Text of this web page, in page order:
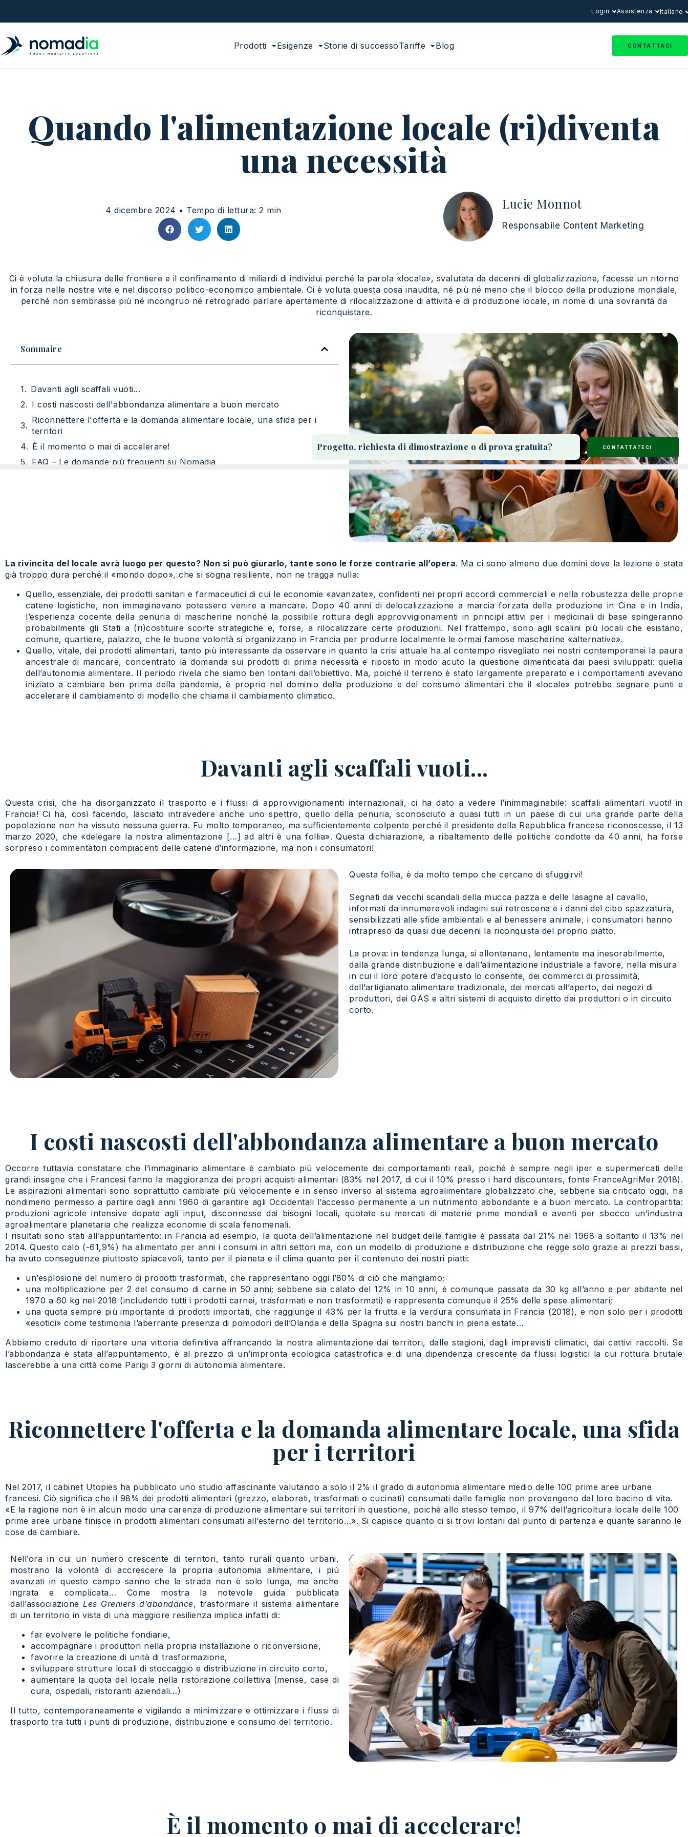
Login Assistenza Italiano
Prodotti Esigenze Storie di successoTariffe Blog CONTATTACI
Quando l'alimentazione locale (ri)diventa
una necessità
4 dicembre 2024 • Tempo di lettura: 2 min Lucie Monnot
Responsabile Content Marketing
Ci è voluta la chiusura delle frontiere e il confinamento di miliardi di individui perché la parola «locale», svalutata da decenni di globalizzazione, facesse un ritorno
in forza nelle nostre vite e nel discorso politico-economico ambientale. Ci è voluta questa cosa inaudita, né più né meno che il blocco della produzione mondiale,
perché non sembrasse più né incongruo né retrogrado parlare apertamente di rilocalizzazione di attività e di produzione locale, in nome di una sovranità da
riconquistare.
Sommaire
Davanti agli scaffali vuoti...
I costi nascosti dell'abbondanza alimentare a buon mercato
Riconnettere l'offerta e la domanda alimentare locale, una sfida per i
territori
È il momento o mai di accelerare!
FAQ – Le domande più frequenti su Nomadia
La rivincita del locale avrà luogo per questo? Non si può giurarlo, tante sono le forze contrarie all’opera. Ma ci sono almeno due domini dove la lezione è stata
già troppo dura perché il «mondo dopo», che si sogna resiliente, non ne tragga nulla:
Quello, essenziale, dei prodotti sanitari e farmaceutici di cui le economie «avanzate», confidenti nei propri accordi commerciali e nella robustezza delle proprie
catene logistiche, non immaginavano potessero venire a mancare. Dopo 40 anni di delocalizzazione a marcia forzata della produzione in Cina e in India,
l’esperienza cocente della penuria di mascherine nonché la possibile rottura degli approvvigionamenti in principi attivi per i medicinali di base spingeranno
probabilmente gli Stati a (ri)costituire scorte strategiche e, forse, a rilocalizzare certe produzioni. Nel frattempo, sono agli scalini più locali che esistano,
comune, quartiere, palazzo, che le buone volontà si organizzano in Francia per produrre localmente le ormai famose mascherine «alternative».
Quello, vitale, dei prodotti alimentari, tanto più interessante da osservare in quanto la crisi attuale ha al contempo risvegliato nei nostri contemporanei la paura
ancestrale di mancare, concentrato la domanda sui prodotti di prima necessità e riposto in modo acuto la questione dimenticata dai paesi sviluppati: quella
dell’autonomia alimentare. Il periodo rivela che siamo ben lontani dall’obiettivo. Ma, poiché il terreno è stato largamente preparato e i comportamenti avevano
iniziato a cambiare ben prima della pandemia, è proprio nel dominio della produzione e del consumo alimentari che il «locale» potrebbe segnare punti e
accelerare il cambiamento di modello che chiama il cambiamento climatico.
Davanti agli scaffali vuoti...
Questa crisi, che ha disorganizzato il trasporto e i flussi di approvvigionamenti internazionali, ci ha dato a vedere l’inimmaginabile: scaffali alimentari vuoti! in
Francia! Ci ha, così facendo, lasciato intravedere anche uno spettro, quello della penuria, sconosciuto a quasi tutti in un paese di cui una grande parte della
popolazione non ha vissuto nessuna guerra. Fu molto temporaneo, ma sufficientemente colpente perché il presidente della Repubblica francese riconoscesse, il 13
marzo 2020, che «delegare la nostra alimentazione […] ad altri è una follia». Questa dichiarazione, a ribaltamento delle politiche condotte da 40 anni, ha forse
sorpreso i commentatori compiacenti delle catene d’informazione, ma non i consumatori!
Questa follia, è da molto tempo che cercano di sfuggirvi!
Segnati dai vecchi scandali della mucca pazza e delle lasagne al cavallo,
informati da innumerevoli indagini sui retroscena e i danni del cibo spazzatura,
sensibilizzati alle sfide ambientali e al benessere animale, i consumatori hanno
intrapreso da quasi due decenni la riconquista del proprio piatto.
La prova: in tendenza lunga, si allontanano, lentamente ma inesorabilmente,
dalla grande distribuzione e dall’alimentazione industriale a favore, nella misura
in cui il loro potere d’acquisto lo consente, dei commerci di prossimità,
dell’artigianato alimentare tradizionale, dei mercati all’aperto, dei negozi di
produttori, dei GAS e altri sistemi di acquisto diretto dai produttori o in circuito
corto.
I costi nascosti dell'abbondanza alimentare a buon mercato
Occorre tuttavia constatare che l’immaginario alimentare è cambiato più velocemente dei comportamenti reali, poiché è sempre negli iper e supermercati delle
grandi insegne che i Francesi fanno la maggioranza dei propri acquisti alimentari (83% nel 2017, di cui il 10% presso i hard discounters, fonte FranceAgriMer 2018).
Le aspirazioni alimentari sono soprattutto cambiate più velocemente e in senso inverso al sistema agroalimentare globalizzato che, sebbene sia criticato oggi, ha
nondimeno permesso a partire dagli anni 1960 di garantire agli Occidentali l’accesso permanente a un nutrimento abbondante e a buon mercato. La contropartita:
produzioni agricole intensive dopate agli input, disconnesse dai bisogni locali, quotate su mercati di materie prime mondiali e aventi per sbocco un’industria
agroalimentare planetaria che realizza economie di scala fenomenali.
I risultati sono stati all’appuntamento: in Francia ad esempio, la quota dell’alimentazione nel budget delle famiglie è passata dal 21% nel 1968 a soltanto il 13% nel
2014. Questo calo (-61,9%) ha alimentato per anni i consumi in altri settori ma, con un modello di produzione e distribuzione che regge solo grazie ai prezzi bassi,
ha avuto conseguenze piuttosto spiacevoli, tanto per il pianeta e il clima quanto per il contenuto dei nostri piatti:
un’esplosione del numero di prodotti trasformati, che rappresentano oggi l’80% di ciò che mangiamo;
una moltiplicazione per 2 del consumo di carne in 50 anni; sebbene sia calato del 12% in 10 anni, è comunque passata da 30 kg all’anno e per abitante nel
1970 a 60 kg nel 2018 (includendo tutti i prodotti carnei, trasformati e non trasformati) e rappresenta comunque il 25% delle spese alimentari;
una quota sempre più importante di prodotti importati, che raggiunge il 43% per la frutta e la verdura consumata in Francia (2018), e non solo per i prodotti
«esotici» come testimonia l’aberrante presenza di pomodori dell’Olanda e della Spagna sui nostri banchi in piena estate…
Abbiamo creduto di riportare una vittoria definitiva affrancando la nostra alimentazione dai territori, dalle stagioni, dagli imprevisti climatici, dai cattivi raccolti. Se
l’abbondanza è stata all’appuntamento, è al prezzo di un’impronta ecologica catastrofica e di una dipendenza crescente da flussi logistici la cui rottura brutale
lascerebbe a una città come Parigi 3 giorni di autonomia alimentare.
Riconnettere l'offerta e la domanda alimentare locale, una sfida
per i territori
Nel 2017, il cabinet Utopies ha pubblicato uno studio affascinante valutando a solo il 2% il grado di autonomia alimentare medio delle 100 prime aree urbane
francesi. Ciò significa che il 98% dei prodotti alimentari (grezzo, elaborati, trasformati o cucinati) consumati dalle famiglie non provengono dal loro bacino di vita.
«E la ragione non è in alcun modo una carenza di produzione alimentare sui territori in questione, poiché allo stesso tempo, il 97% dell’agricoltura locale delle 100
prime aree urbane finisce in prodotti alimentari consumati all’esterno del territorio…». Si capisce quanto ci si trovi lontani dal punto di partenza e quante saranno le
cose da cambiare.
Nell’ora in cui un numero crescente di territori, tanto rurali quanto urbani,
mostrano la volontà di accrescere la propria autonomia alimentare, i più
avanzati in questo campo sanno che la strada non è solo lunga, ma anche
ingrata e complicata… Come mostra la notevole guida pubblicata
dall’associazione Les Greniers d’abondance, trasformare il sistema alimentare
di un territorio in vista di una maggiore resilienza implica infatti di:
far evolvere le politiche fondiarie,
accompagnare i produttori nella propria installazione o riconversione,
favorire la creazione di unità di trasformazione,
sviluppare strutture locali di stoccaggio e distribuzione in circuito corto,
aumentare la quota del locale nella ristorazione collettiva (mense, case di
cura, ospedali, ristoranti aziendali…)
Il tutto, contemporaneamente e vigilando a minimizzare e ottimizzare i flussi di
trasporto tra tutti i punti di produzione, distribuzione e consumo del territorio.
È il momento o mai di accelerare!
CONTACTEZ-NOUS
Progetto, richiesta di dimostrazione o di prova gratuita? CONTATTATECI